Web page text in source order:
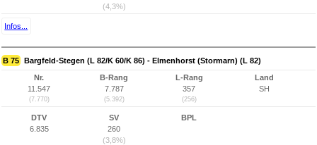
(4,3%)
Infos...
B 75 Bargfeld-Stegen (L 82/K 60/K 86) - Elmenhorst (Stormarn) (L 82)
Nr.
11.547
(7.770)
B-Rang
7.787
(5.392)
L-Rang
357
(256)
Land
SH
DTV
6.835
SV
260
(3,8%)
BPL